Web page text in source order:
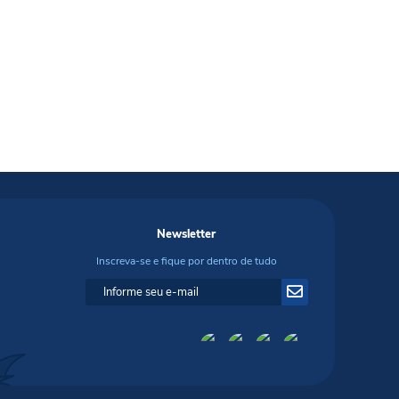
Newsletter
Inscreva-se e fique por dentro de tudo